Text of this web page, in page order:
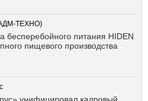
ТЕХНО)
бесперебойного питания HIDEN
пищевого производства